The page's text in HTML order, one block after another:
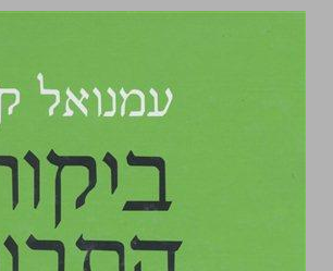
ביקורת התבונה הטהורה ... 0